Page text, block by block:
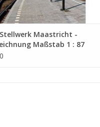
Maastricht -
Maßstab 1 : 87